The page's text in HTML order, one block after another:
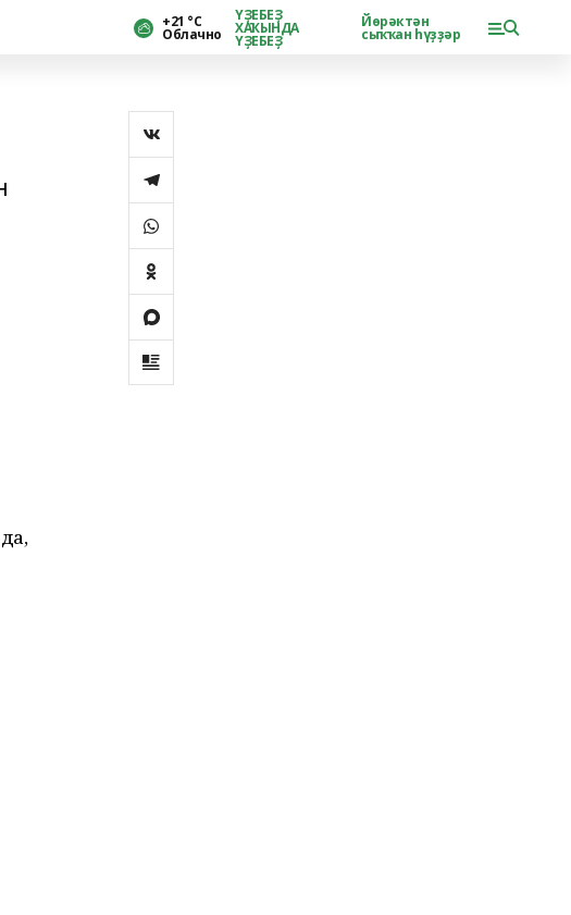
+21 °С
Облачно
ҮҘЕБЕҘ
ХАҠЫНДА
ҮҘЕБЕҘ
Йөрәктән
сыҡҡан һүҙҙәр